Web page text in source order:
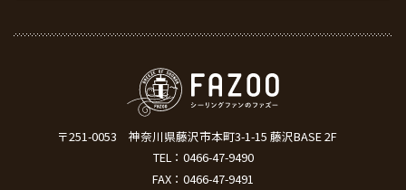
〒251-0053
神奈川県藤沢市本町3-1-15 藤沢BASE 2F
TEL： 0466-47-9490
FAX：0466-47-9491